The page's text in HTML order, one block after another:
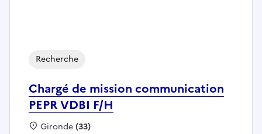
Chargé de mission communication
PEPR VDBI F/H
Recherche
Localisation :
Gironde(33)